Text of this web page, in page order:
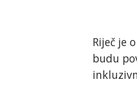
Riječ je
budu